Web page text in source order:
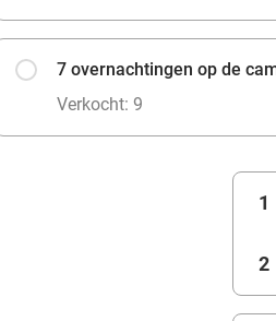
7 overnachtingen op de
Verkocht: 9
1
2